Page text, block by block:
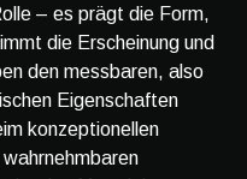
– es prägt die Form,
die Erscheinung und
den messbaren, also
Eigenschaften
konzeptionellen